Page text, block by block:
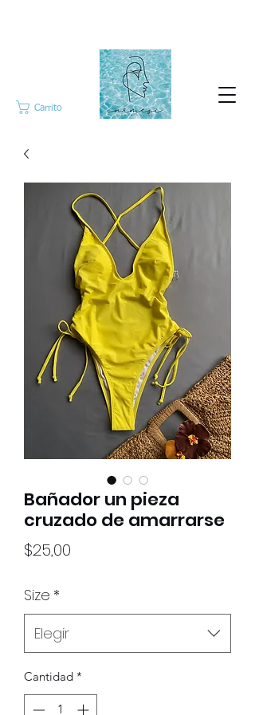
Carrito
Bañador un pieza
cruzado de amarrarse
$25,00
Size *
Elegir
Cantidad *